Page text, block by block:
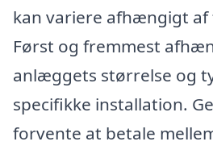
kan variere afhængigt af
Først og fremmest
anlæggets størrelse og
specifikke installation.
forvente at betale